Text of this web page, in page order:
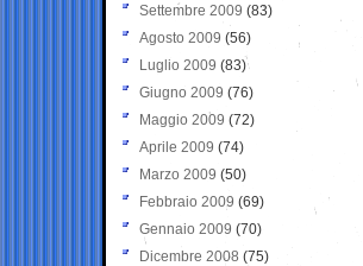
Settembre 2009 (83)
Agosto 2009 (56)
Luglio 2009 (83)
Giugno 2009 (76)
Maggio 2009 (72)
Aprile 2009 (74)
Marzo 2009 (50)
Febbraio 2009 (69)
Gennaio 2009 (70)
Dicembre 2008 (75)